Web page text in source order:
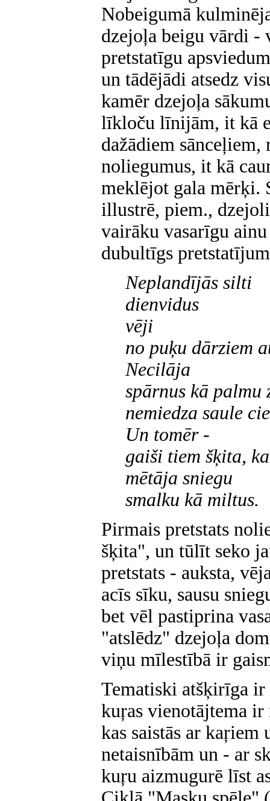
Nobeigumā
dzejoļa beigu vārdi -
pretstatīgu
un tādējādi atsedz
kamēr dzejoļa
līkloču līnijām, it kā
dažādiem
noliegumus, it kā
meklējot gala mērķi.
illustrē, piem.,
vairāku vasarīgu
dubultīgs
Neplandījās silti
dienvidus
vēji
no puķu dārziem
Necilāja
spārnus kā palmu
nemiedza saule
Un tomēr -
gaiši tiem šķita,
mētāja sniegu
smalku kā miltus.
Pirmais pretstats
šķita", un tūlīt seko
pretstats - auksta,
acīs sīku, sausu
bet vēl pastiprina
"atslēdz" dzejoļa
viņu mīlestībā ir
Tematiski atšķirīga ir
kuŗas vienotājtema
kas saistās ar
netaisnībām un - ar
kuŗu aizmugurē līst